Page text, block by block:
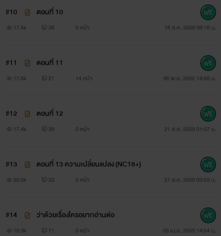
นักศึกษาหนุ่มปี 4 คณะวิศวกรรมศาสตร์ อายุ 23 ปีลูกชาย
ธุรกิจห้างดัง
นิสัย เกเร ฟุ่มเฟือย ขี้หึง มั่วสาว ใช้เงินฟาดหัวคนอื่น
“พี่บอกเลยนะครับ พี่ไม่ค่อยชอบหน้าไอ้เด็กนั่นเท่าไร พี่ไม่
ชอบให้มันมายุ่งวุ่นวายกับเรา
#10 ตอนที่ 10
17.5k 38 0 หน้า 18 ส.ค. 2559 08:18 น.
#11 ตอนที่ 11
17.6k 21 14 หน้า 06 พ.ย. 2562 14:58 น.
#12 ตอนที่ 12
17.4k 38 0 หน้า 21 ส.ค. 2559 01:07 น.
#13 ตอนที่ 13 ความเปลี่ยนแปลง (NC18+)
20.5k 33 0 หน้า 21 ส.ค. 2559 03:59 น.
#14 ว่าด้วยเรื่องใครอยากอ่านต่อ
10.9k 71 0 หน้า 03 เม.ย. 2559 14:54 น.